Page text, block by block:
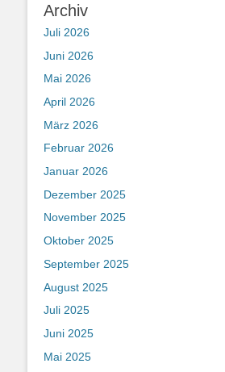
Archiv
Juli 2026
Juni 2026
Mai 2026
April 2026
März 2026
Februar 2026
Januar 2026
Dezember 2025
November 2025
Oktober 2025
September 2025
August 2025
Juli 2025
Juni 2025
Mai 2025